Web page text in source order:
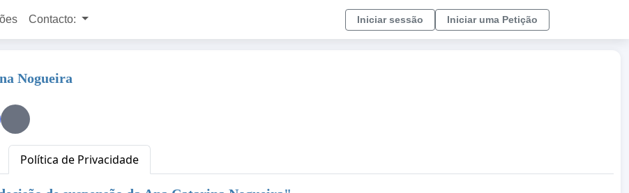
Contacto: Iniciar sessão Iniciar uma Petição
Nogueira
Política de Privacidade